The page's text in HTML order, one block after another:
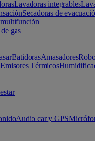
Lavadoras integrables
Secadoras de
gas
BatidorasAmasadores
Emisores Térmicos
Audio car y GPS